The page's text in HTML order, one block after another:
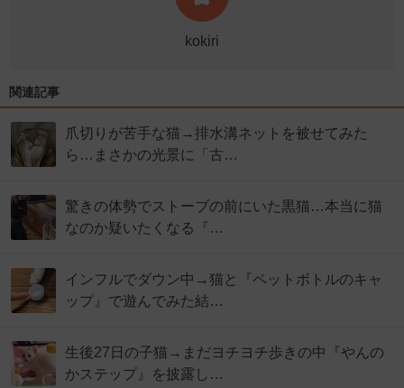
kokiri
関連記事
爪切りが苦手な猫→排水溝ネットを被せてみた
ら…まさかの光景に「古…
驚きの体勢でストーブの前にいた黒猫…本当に猫
なのか疑いたくなる『…
インフルでダウン中→猫と『ペットボトルのキャ
ップ』で遊んでみた結…
生後27日の子猫→まだヨチヨチ歩きの中『やんの
かステップ』を披露し…